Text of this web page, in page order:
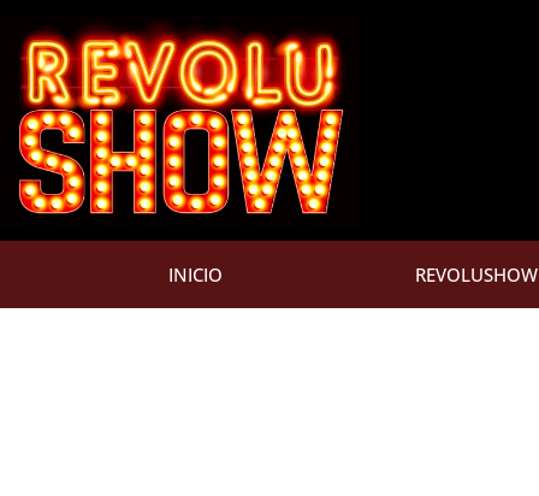
para
conteúdo
INICIO REVOLUSHOW